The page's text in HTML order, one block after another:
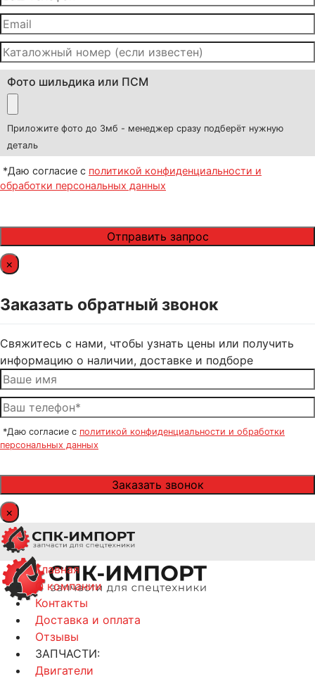
Фото шильдика или ПСМ
Приложите фото до 3мб - менеджер сразу подберёт нужную
деталь
*Даю согласие с политикой конфиденциальности и
обработки персональных данных
×
Заказать обратный звонок
Свяжитесь с нами, чтобы узнать цены или получить
информацию о наличии, доставке и подборе
*Даю согласие с политикой конфиденциальности и обработки
персональных данных
×
Главная
О компании
Контакты
Доставка и оплата
Отзывы
ЗАПЧАСТИ:
Двигатели